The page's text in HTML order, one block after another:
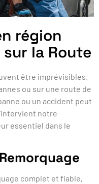
région
sur la Route
être imprévisibles.
ou sur une route de
ou un accident peut
notre
essentiel dans le
complet et fiable,